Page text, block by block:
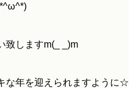
致しますm(_ _)m
な年を迎えられますように